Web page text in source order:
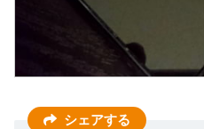
シェアする